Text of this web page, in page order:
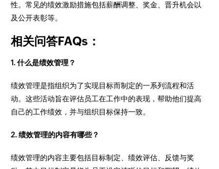
性。常见的绩效激励措施包括薪酬调整、奖金、晋升机会以
及公开表彰等。
相关问答FAQs：
1. 什么是绩效管理？
绩效管理是指组织为了实现目标而制定的一系列流程和活
动。这些活动旨在评估员工在工作中的表现，帮助他们提高
自己的工作绩效，并与组织目标保持一致。
2. 绩效管理的内容有哪些？
绩效管理的内容主要包括目标制定、绩效评估、反馈与奖